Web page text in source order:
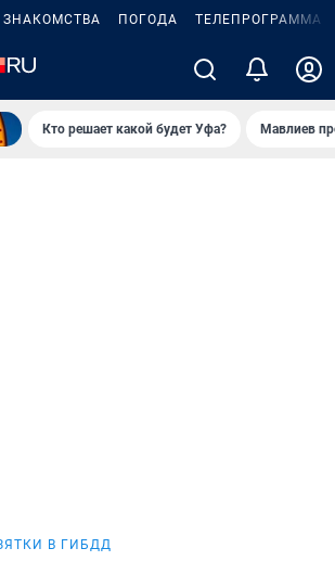
ЗНАКОМСТВА ПОГОДА ТЕЛЕПРОГРАММА
Кто решает какой будет Уфа? Мавлиев
В ГИБДД